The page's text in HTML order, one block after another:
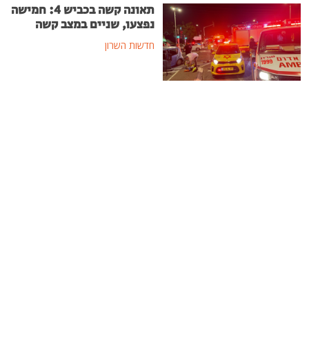
תאונה קשה בכביש 4: חמישה
נפצעו, שניים במצב קשה
חדשות השרון